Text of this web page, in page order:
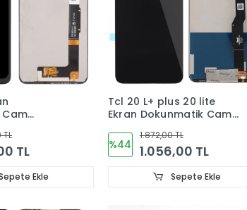
TL
TL
Ekle
Tcl 20 L+ plus 20 lite
Ekran Dokunmatik Cam
%44
1.872,00 TL
1.056,00 TL
Sepete Ekle